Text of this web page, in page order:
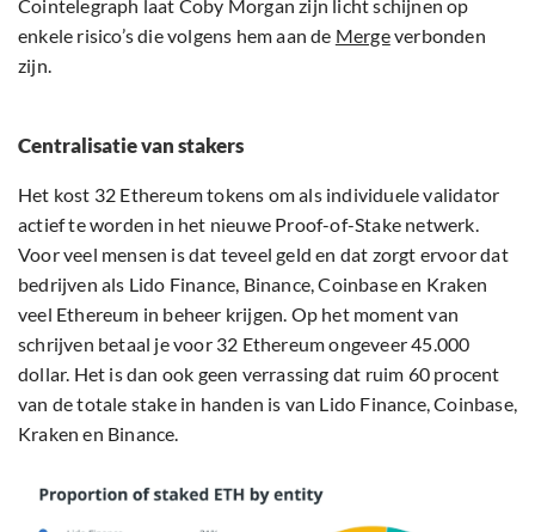
Cointelegraph laat Coby Morgan zijn licht schijnen op
enkele risico’s die volgens hem aan de Mergeverbonden
zijn.
Centralisatie van stakers
Het kost 32 Ethereum tokens om als individuele validator
actief te worden in het nieuwe Proof-of-Stake netwerk.
Voor veel mensen is dat teveel geld en dat zorgt ervoor dat
bedrijven als Lido Finance, Binance, Coinbase en Kraken
veel Ethereum in beheer krijgen. Op het moment van
schrijven betaal je voor 32 Ethereum ongeveer 45.000
dollar. Het is dan ook geen verrassing dat ruim 60 procent
van de totale stake in handen is van Lido Finance, Coinbase,
Kraken en Binance.